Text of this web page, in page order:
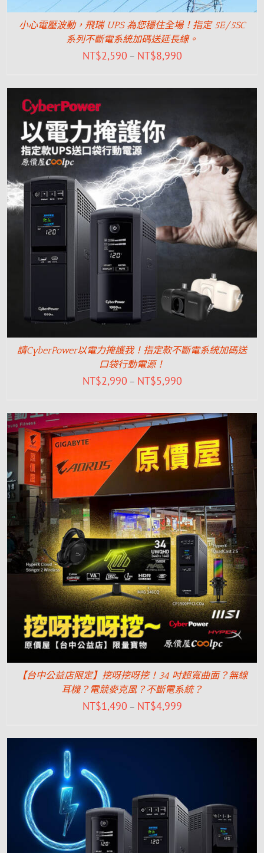
小心電壓波動，飛瑞 UPS 為您穩住全場！指定 5E/5SC
系列不斷電系統加碼送延長線。
NT$2,590 – NT$8,990
請CyberPower以電力掩護我！指定款不斷電系統加碼送
口袋行動電源！
NT$2,990 – NT$5,990
【台中公益店限定】挖呀挖呀挖！34 吋超寬曲面？無線
耳機？電競麥克風？不斷電系統？
NT$1,490 – NT$4,999